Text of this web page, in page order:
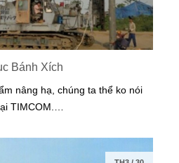
Bánh Xích
nâng hạ, chúng ta thể ko nói
TIMCOM.…